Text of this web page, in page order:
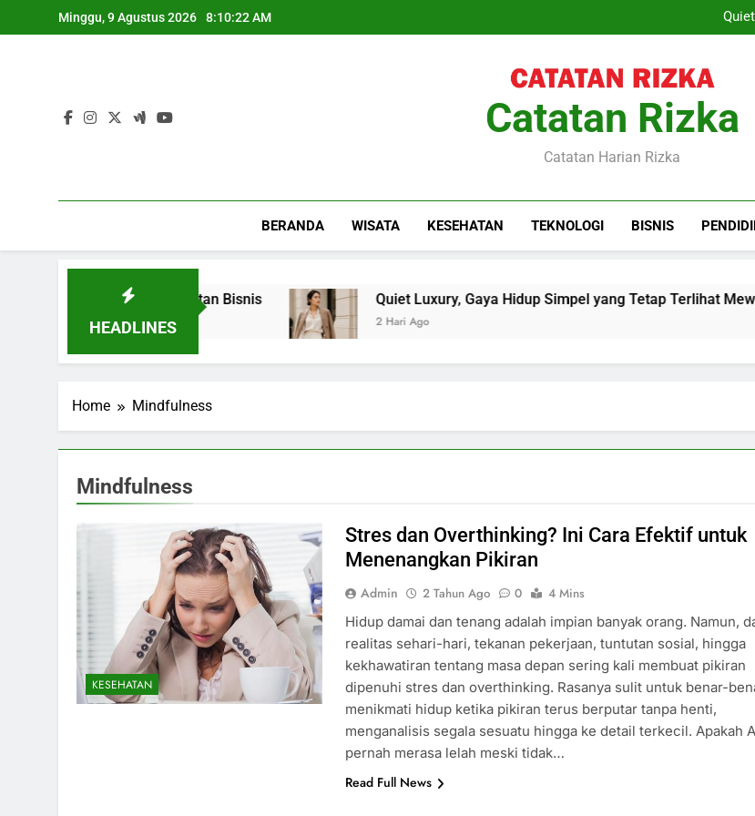
to
Minggu, 9 Agustus 2026 8:10:22 AM
Training Project
Layanan Sewa
Training
Sewa
Catatan Rizka
Catatan Harian Rizka
BERANDA WISATA KESEHATAN TEKNOLOGI BISNIS
HEADLINES
untuk Mendukung Kegiatan Bisnis Quiet Luxury, Gaya Hidup Simpel yang Tetap Terlihat Mewah
2 Hari Ago
Home Mindfulness
Mindfulness
KESEHATAN
Stres dan Overthinking? Ini Cara Efektif untuk
Menenangkan Pikiran
Admin 2 Tahun Ago 0
4 Mins
Hidup damai dan tenang adalah impian banyak orang. Namun,
realitas sehari-hari, tekanan pekerjaan, tuntutan sosial, hingga
kekhawatiran tentang masa depan sering kali membuat pikiran
dipenuhi stres dan overthinking. Rasanya sulit untuk benar-
menikmati hidup ketika pikiran terus berputar tanpa henti,
menganalisis segala sesuatu hingga ke detail terkecil. Apakah
pernah merasa lelah meski tidak…
Read Full News